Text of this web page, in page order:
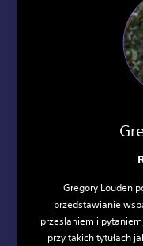
Gregory Louden
przedstawianie
przesłaniem i
przy takich tytułach